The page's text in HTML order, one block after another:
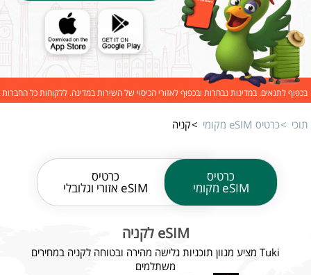
בכפוף לתנאים. במדינות נבחרות ובכפוף לאזורי הכיסוי של השירות במדינה. ללקוחות כל החברות
תוכי כרטיס eSIM מקומי קניה
כרטיס
eSIM מקומי
כרטיס
eSIM אזורי וגלובלי
eSIM לקניה
Tuki מציע מגוון תוכניות גלישה מהירה ובטוחה לקניה במחירים
משתלמים